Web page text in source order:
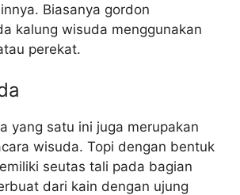
Biasanya gordon
kalung wisuda menggunakan
perekat.
yang satu ini juga merupakan
wisuda. Topi dengan bentuk
seutas tali pada bagian
dari kain dengan ujung